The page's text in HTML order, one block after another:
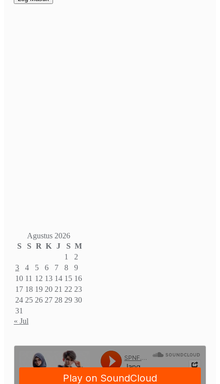
Agustus 2026
S
S R K J S M
1
2
3
4 5 6 7 8
9
10 11 12 13 14 15 16
17 18 19 20 21 22 23
24 25 26 27 28 29 30
31
« Jul